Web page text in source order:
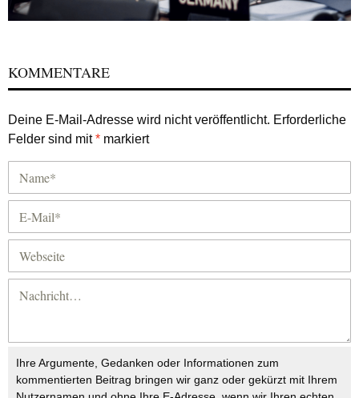
KOMMENTARE
Deine E-Mail-Adresse wird nicht veröffentlicht. Erforderliche
Felder sind mit* markiert
Ihre Argumente, Gedanken oder Informationen zum
kommentierten Beitrag bringen wir ganz oder gekürzt mit Ihrem